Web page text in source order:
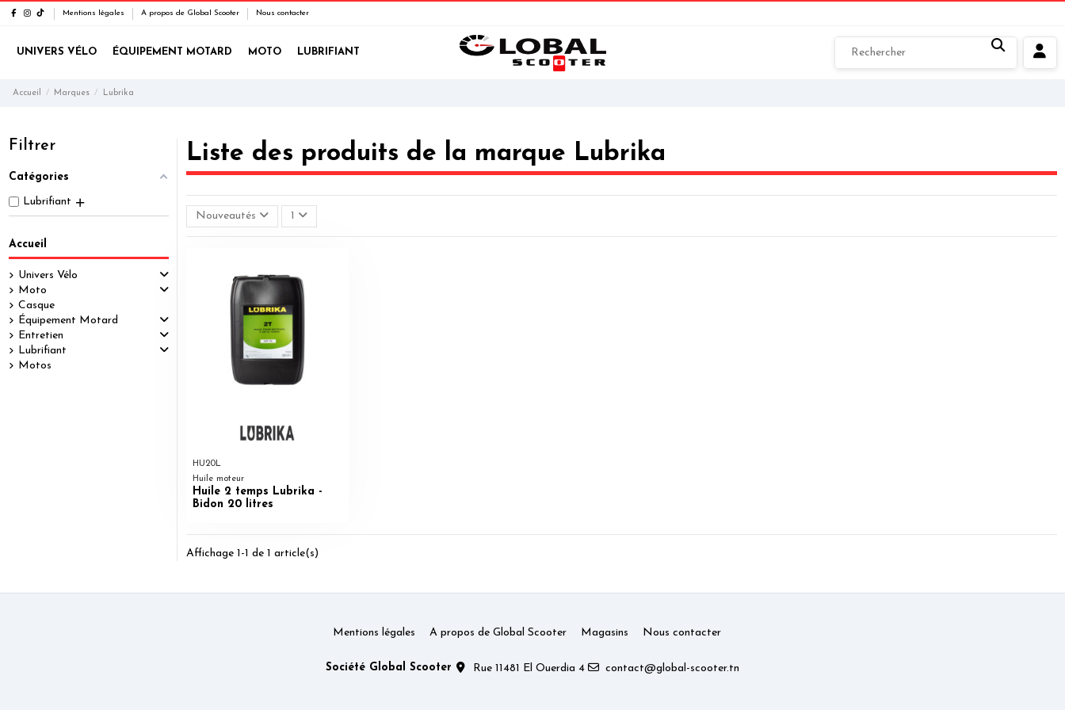
Mentions légales A propos de Global Scooter Nous contacter
UNIVERS VÉLO ÉQUIPEMENT MOTARD MOTO LUBRIFIANT
Accueil Marques Lubrika
Liste des produits de la marque Lubrika
Nouveautés 1
HU20L
Huile moteur
Huile 2 temps Lubrika -
Bidon 20 litres
Affichage 1-1 de 1 article(s)
Filtrer
Catégories
Lubrifiant
Accueil
Univers Vélo
Moto
Casque
Équipement Motard
Entretien
Lubrifiant
Motos
Mentions légales A propos de Global Scooter Magasins Nous contacter
Société Global Scooter Rue 11481 El Ouerdia 4 contact@global-scooter.tn